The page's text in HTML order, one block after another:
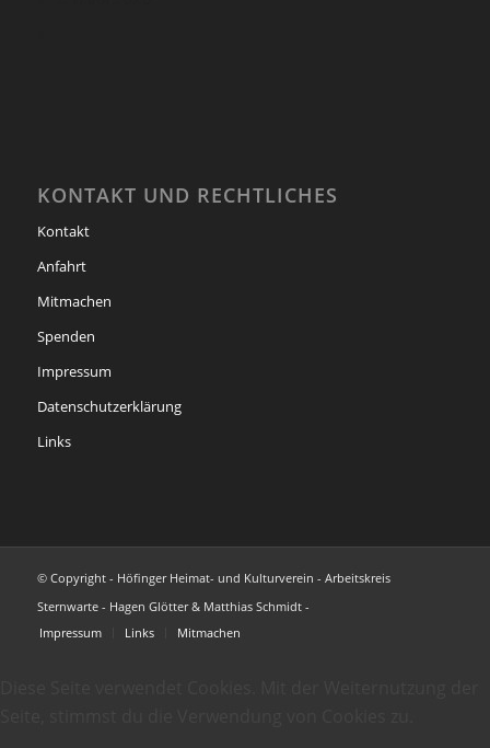
KONTAKT UND RECHTLICHES
Kontakt
Anfahrt
Mitmachen
Spenden
Impressum
Datenschutzerklärung
Links
© Copyright - Höfinger Heimat- und Kulturverein - Arbeitskreis
Sternwarte - Hagen Glötter & Matthias Schmidt -
Impressum
Links Mitmachen